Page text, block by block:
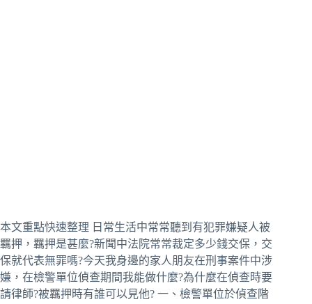
本文重點快速整理 日常生活中常常聽到有犯罪嫌疑人被
羈押，羈押是甚麼?新聞中法院常常裁定多少錢交保，交
保就代表無罪嗎?今天我身邊的家人朋友在刑事案件中涉
嫌，在檢警單位偵查期間我能做什麼?為什麼在偵查時要
請律師?被羈押時有誰可以見他? 一、檢警單位於偵查階